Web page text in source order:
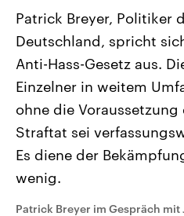
Landtagswahl Sachsen-Anhalt
2026
Alle Informationen
Sachsen-Anhalt wählt am 6.
September 2026 einen neuen
Landtag. Seit 2021 wird das
Bundesland von einer Koalition
Umfragen, Prognosen,
und Hintergründe zu den
Wahl.
Sendungen
Patrick Breyer, Politiker
Deutschland, spricht
Anti-Hass-Gesetz aus.
Einzelner in weitem
ohne die Voraussetzung
Straftat sei
Es diene der
wenig.
Patrick Breyer im Gespräch mit